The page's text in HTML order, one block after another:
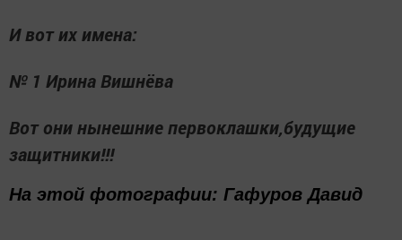
И вот их имена:
№ 1 Ирина Вишнёва
Вот они нынешние первоклашки,будущие
защитники!!!
На этой фотографии: Гафуров Давид